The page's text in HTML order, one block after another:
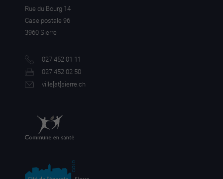
Rue du Bourg 14
Case postale 96
3960 Sierre
027 452 01 11
027 452 02 50
ville[at]sierre.ch